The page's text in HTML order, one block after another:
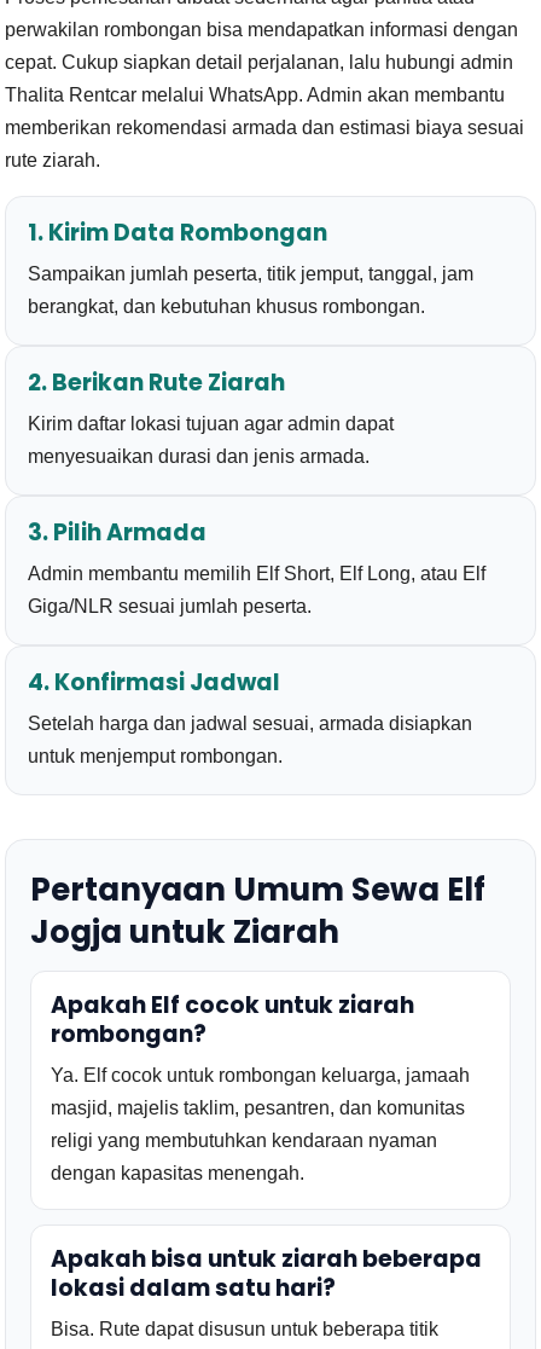
perwakilan rombongan bisa mendapatkan informasi dengan
cepat. Cukup siapkan detail perjalanan, lalu hubungi admin
Thalita Rentcar melalui WhatsApp. Admin akan membantu
memberikan rekomendasi armada dan estimasi biaya sesuai
rute ziarah.
1. Kirim Data Rombongan
Sampaikan jumlah peserta, titik jemput, tanggal, jam
berangkat, dan kebutuhan khusus rombongan.
2. Berikan Rute Ziarah
Kirim daftar lokasi tujuan agar admin dapat
menyesuaikan durasi dan jenis armada.
3. Pilih Armada
Admin membantu memilih Elf Short, Elf Long, atau Elf
Giga/NLR sesuai jumlah peserta.
4. Konfirmasi Jadwal
Setelah harga dan jadwal sesuai, armada disiapkan
untuk menjemput rombongan.
Pertanyaan Umum Sewa Elf
Jogja untuk Ziarah
Apakah Elf cocok untuk ziarah
rombongan?
Ya. Elf cocok untuk rombongan keluarga, jamaah
masjid, majelis taklim, pesantren, dan komunitas
religi yang membutuhkan kendaraan nyaman
dengan kapasitas menengah.
Apakah bisa untuk ziarah beberapa
lokasi dalam satu hari?
Bisa. Rute dapat disusun untuk beberapa titik